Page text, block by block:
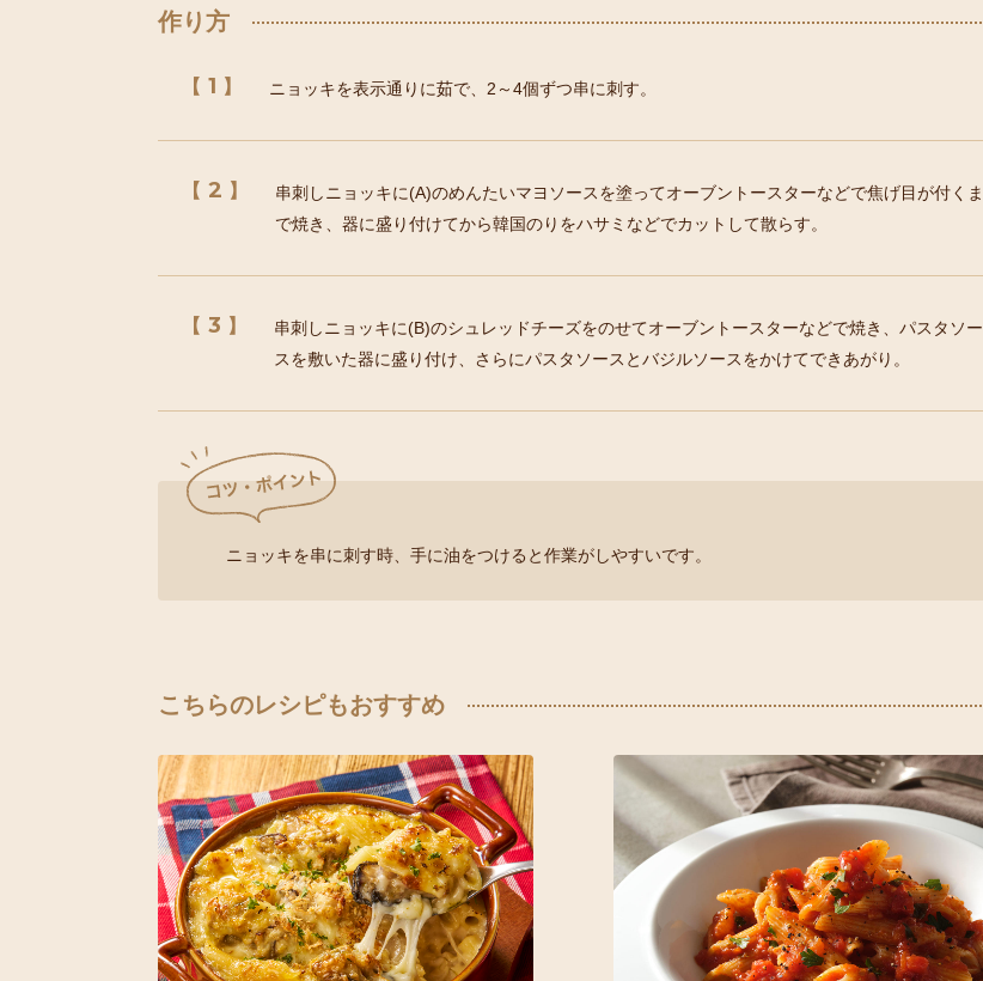
作り方
1 ニョッキを表示通りに茹で、2～4個ずつ串に刺す。
2
串刺しニョッキに(A)のめんたいマヨソースを塗ってオーブントースターなどで焦げ目が付くま
で焼き、器に盛り付けてから韓国のりをハサミなどでカットして散らす。
3
串刺しニョッキに(B)のシュレッドチーズをのせてオーブントースターなどで焼き、パスタソー
スを敷いた器に盛り付け、さらにパスタソースとバジルソースをかけてできあがり。
ニョッキを串に刺す時、手に油をつけると作業がしやすいです。
こちらのレシピもおすすめ